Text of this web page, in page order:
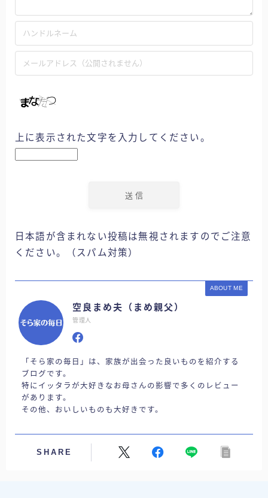
上に表示された文字を入力してください。
日本語が含まれない投稿は無視されますのでご注意
ください。（スパム対策）
ABOUT ME
空良まめ夫（まめ親父）
管理人
「そら家の毎日」は、家族が出会った良いものを紹介する
ブログです。
特にイッタラが大好きなお母さんの影響で多くのレビュー
があります。
その他、おいしいものも大好きです。
SHARE